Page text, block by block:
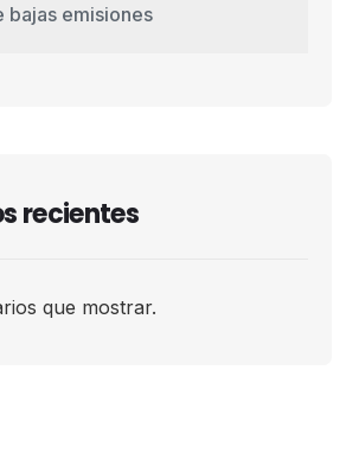
bajas emisiones
recientes
que mostrar.